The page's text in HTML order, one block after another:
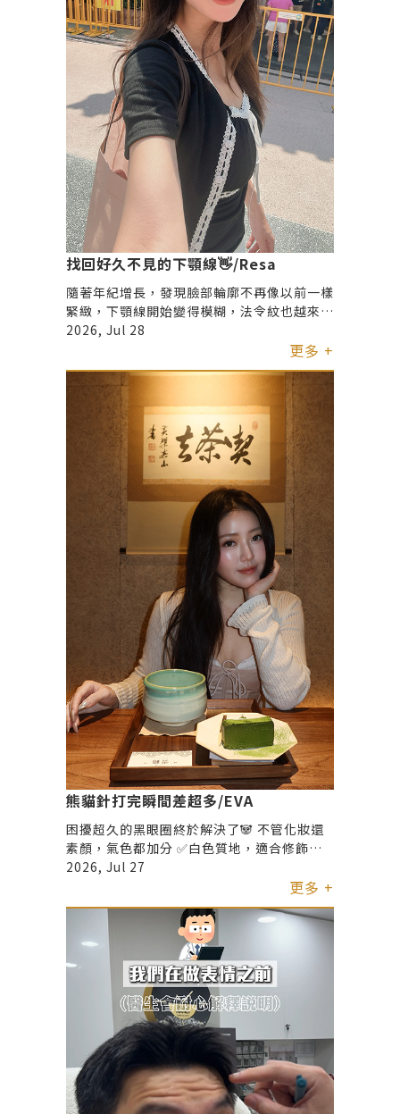
找回好久不見的下顎線👋/Resa
隨著年紀增長，發現臉部輪廓不再像以前一樣
緊緻，下顎線開始變得模糊，法令紋也越來越
明顯。為了改善肌膚鬆弛問題，我選擇到「君
綺醫美 @jingchi_ig 」體驗近期非常受矚目
的韓國「10THERMA 十蓓電波」療程。 療
程前最擔心的其實是疼痛感，但實際打得當下
覺得舒適度比想像中高許多，接受度超高，而
且施打速度也比預期快，舒服到差點睡著😅
打完當下最讓我驚喜的是下顎線真的變得很明
顯，原本鬆弛的輪廓有被向上提拉的感覺。之
後幾週隨著膠原蛋白持續增生，眼周細紋跟法
令紋也逐漸變得不明顯，整體膚質大大加分！
另外一點很加分的是術後幾乎沒有明顯紅腫，
恢復期非常短，當天就能正常上妝與工作，對
於生活忙碌的人來說相當方便。 姊妹們若希
望透過非侵入式療程改善細紋、提升肌膚緊緻
度，十蓓電波確實是一個非常值得的選項！
2026, Jul 28
更多 +
熊貓針打完瞬間差超多/EVA
困擾超久的黑眼圈終於解決了🐼 不管化妝還
素顏，氣色都加分 ✅白色質地，適合修飾眼
下暗沉 ✅同時改善淚溝與疲憊感 ✅眼周調整
2026, Jul 27
更多 +